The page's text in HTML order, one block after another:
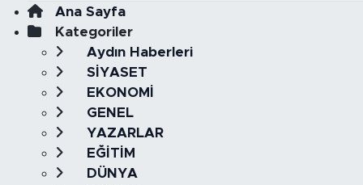
Ana Sayfa
Kategoriler
Aydın Haberleri
SİYASET
EKONOMİ
GENEL
YAZARLAR
EĞİTİM
DÜNYA